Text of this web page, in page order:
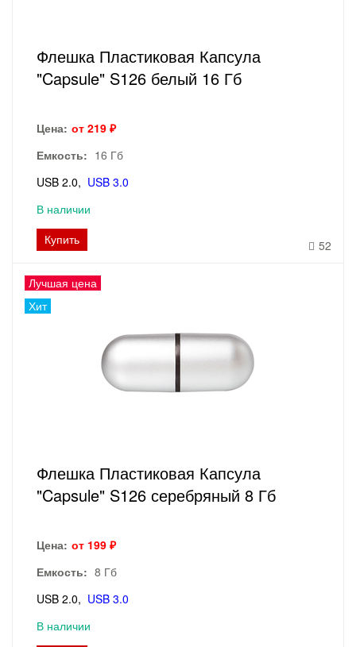
Флешка Пластиковая Капсула
"Capsule" S126 белый 16 Гб
Цена: от 219 ₽
Емкость: 16 Гб
USB 2.0
USB 3.0
В наличии
Купить
52
Лучшая цена
Хит
Флешка Пластиковая Капсула
"Capsule" S126 серебряный 8 Гб
Цена: от 199 ₽
Емкость: 8 Гб
USB 2.0
USB 3.0
В наличии